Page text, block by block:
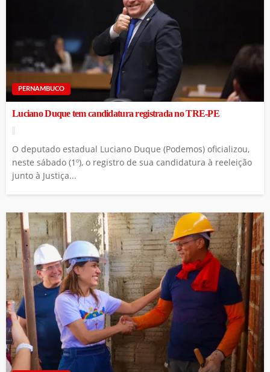
PERNAMBUCO
Luciano Duque tem candidatura registrada no TRE-PE
O deputado estadual Luciano Duque (Podemos) oficializou,
neste sábado (1º), o registro de sua candidatura à reeleição
junto à Justiça...